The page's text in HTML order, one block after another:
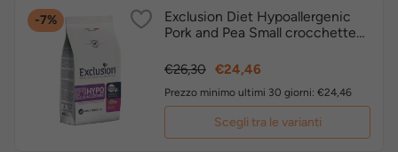
-7%
Exclusion Diet Hypoallergenic
Pork and Pea Small crocchette
Prezzo
€26,30 Prezzo
€24,46
Prezzo minimo ultimi 30 giorni: €24,46
Scegli tra le varianti